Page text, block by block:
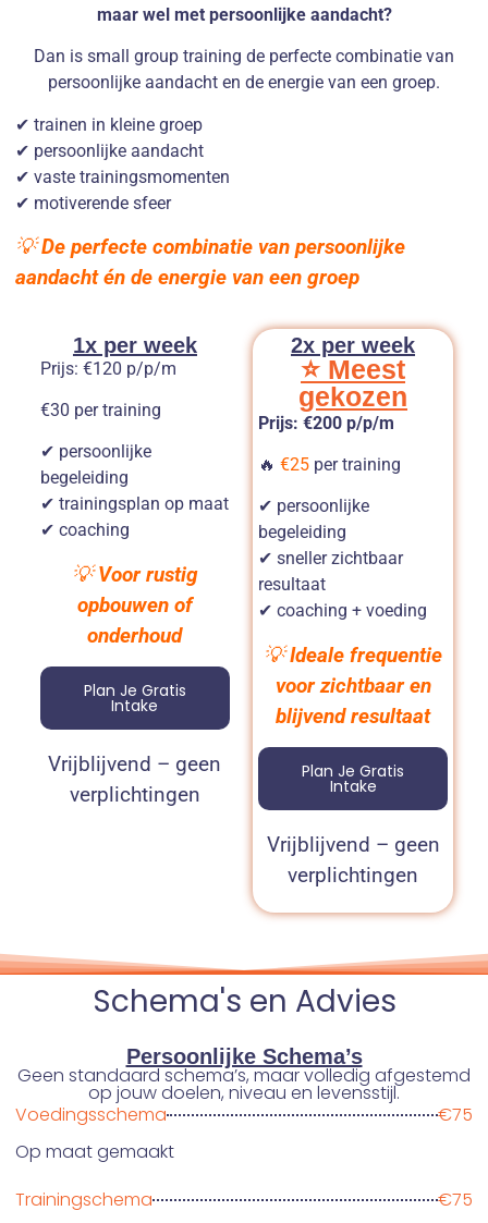
maar wel met persoonlijke aandacht?
Dan is small group training de perfecte combinatie van
persoonlijke aandacht en de energie van een groep.
✔ trainen in kleine groep
✔ persoonlijke aandacht
✔ vaste trainingsmomenten
✔ motiverende sfeer
💡De perfecte combinatie van persoonlijke
aandacht én de energie van een groep
1x per week
Prijs: €120 p/p/m
€30 per training
✔ persoonlijke
begeleiding
✔ trainingsplan op maat
✔ coaching
💡Voor rustig
opbouwen of
onderhoud
Plan Je Gratis
Intake
Vrijblijvend – geen
verplichtingen
2x per week
⭐ Meest
gekozen
Prijs: €200 p/p/m
🔥 €25 per training
✔ persoonlijke
begeleiding
✔ sneller zichtbaar
resultaat
✔ coaching + voeding
💡Ideale frequentie
voor zichtbaar en
blijvend resultaat
Plan Je Gratis
Intake
Vrijblijvend – geen
verplichtingen
Schema's en Advies
Persoonlijke Schema’s
Geen standaard schema’s, maar volledig afgestemd
op jouw doelen, niveau en levensstijl.
Voedingsschema
€75
Op maat gemaakt
Trainingschema
€75